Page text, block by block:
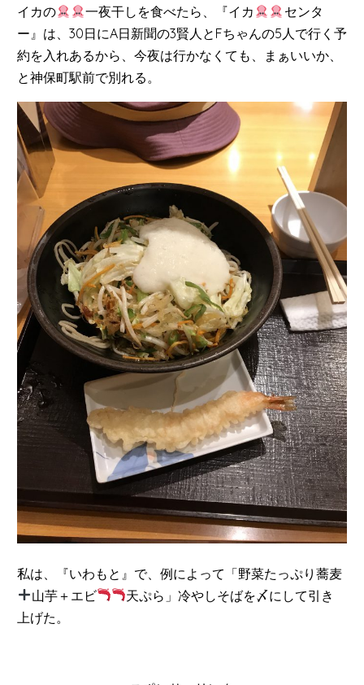
イカの 一夜干しを食べたら、『イカ
センタ
ー』は、30日にA日新聞の3賢人とFちゃんの5人で行く予
約を入れあるから、今夜は行かなくても、まぁいいか、
と神保町駅前で別れる。
私は、『いわもと』で、例によって「野菜たっぷり蕎麦
山芋＋エビ
天ぷら」冷やしそばを〆にして引き
上げた。